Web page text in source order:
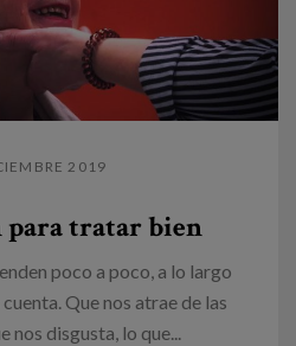
2019
para tratar bien
poco a poco, a lo largo
Que nos atrae de las
nos disgusta, lo que...